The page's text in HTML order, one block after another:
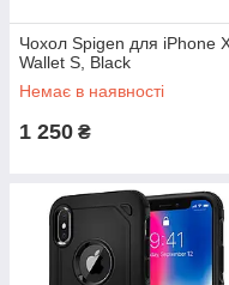
Чохол Spigen для iPhone
Wallet S, Black
Немає в наявності
1 250 ₴